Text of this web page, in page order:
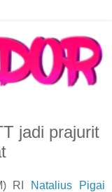
jadi prajurit
RI
Natalius Pigai